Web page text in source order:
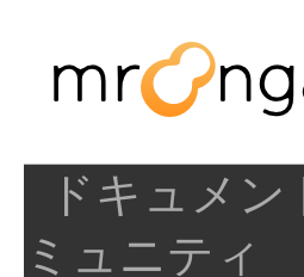
ドキュメン
ミュニティ